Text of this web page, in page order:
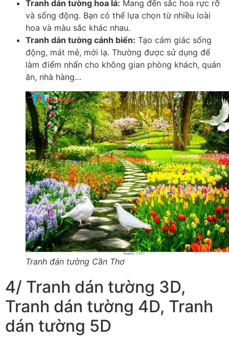
Tranh dán tường hoa lá: Mang đến sắc hoa rực rỡ
và sống động. Bạn có thể lựa chọn từ nhiều loài
hoa và màu sắc khác nhau.
Tranh dán tường cánh biển: Tạo cảm giác sống
động, mát mẻ, mới lạ. Thường được sử dụng để
làm điểm nhấn cho không gian phòng khách, quán
ăn, nhà hàng…
Tranh đán tường Cần Thơ
4/ Tranh dán tường 3D,
Tranh dán tường 4D, Tranh
dán tường 5D